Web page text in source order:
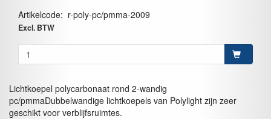
Artikelcode: r-poly-pc/pmma-2009
Excl. BTW
Lichtkoepel polycarbonaat rond 2-wandig
pc/pmmaDubbelwandige lichtkoepels van Polylight zijn zeer
geschikt voor verblijfsruimtes.